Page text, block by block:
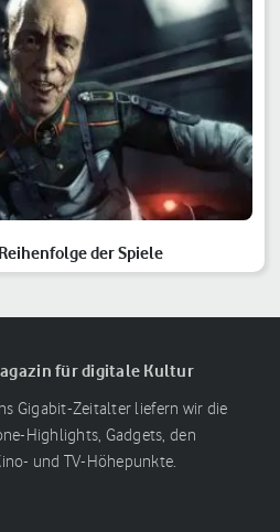
der Spiele
für digitale Kultur
Gigabit-Zeitalter liefern wir die
Highlights, Gadgets, den
und TV-Höhepunkte.